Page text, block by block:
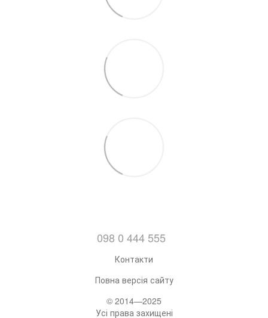
098 0 444 555
Контакти
Повна версія сайту
© 2014—2025
Усі права захищені